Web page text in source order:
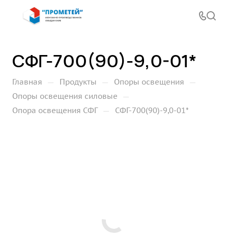
СФГ-700(90)-9,0-01*
Главная — Продукты — Опоры освещения —
Опоры освещения силовые —
Опора освещения СФГ — СФГ-700(90)-9,0-01*